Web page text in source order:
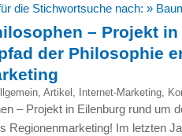
die Stichwortsuche nach: »
– Projekt
der Philosophie
, Artikel , Internet-Marketing,
– Projekt in Eilenburg rund um
Regionenmarketing! Im letzten